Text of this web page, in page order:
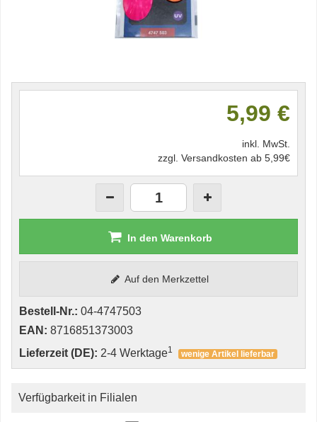
5,99 €
inkl. MwSt.
zzgl. Versandkosten ab 5,99€
In den Warenkorb
Auf den Merkzettel
Bestell-Nr.: 04-4747503
EAN: 8716851373003
Lieferzeit (DE): 2-4 Werktage1 wenige Artikel lieferbar
Verfügbarkeit in Filialen